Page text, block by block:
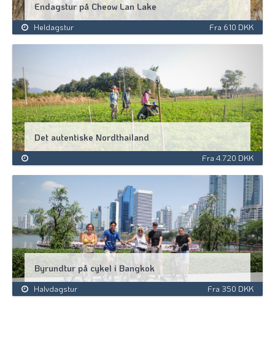
Endagstur på Cheow Lan Lake
Fra 610 DKK
Heldagstur
Det autentiske Nordthailand
Fra 4.720 DKK
Byrundtur på cykel i Bangkok
Fra 350 DKK
Halvdagstur